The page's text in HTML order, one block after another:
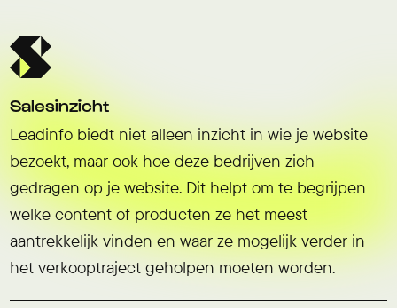
Salesinzicht
Leadinfo biedt niet alleen inzicht in wie je website
bezoekt, maar ook hoe deze bedrijven zich
gedragen op je website. Dit helpt om te begrijpen
welke content of producten ze het meest
aantrekkelijk vinden en waar ze mogelijk verder in
het verkooptraject geholpen moeten worden.